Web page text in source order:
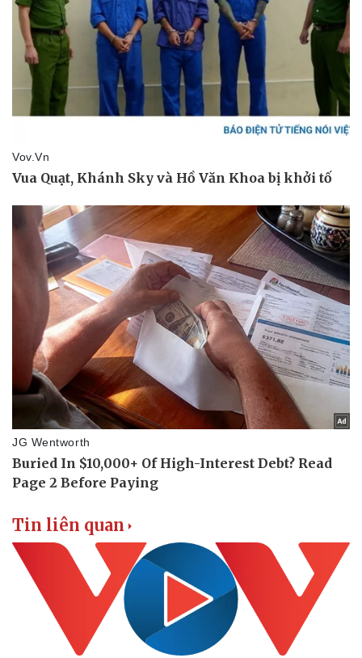
Sản phụ khoa
Nhi khoa
Nam khoa
Làm đẹp - giảm cân
Phòng mạch online
Ăn sạch sống khỏe
Tình yêu - Gia đình
Văn hóa
Sân khấu - Điện ảnh
Văn học
Âm nhạc
Di sản
Nghệ sĩ
Thời trang
Sao Việt
Tin liên quan